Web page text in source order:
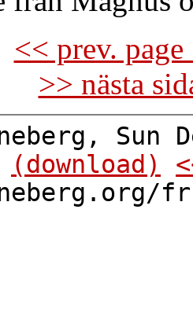
<< prev.
>> nästa
Sun
(download)